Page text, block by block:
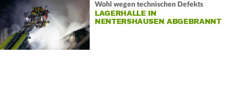
Wohl wegen technischen Defekts
LAGERHALLE IN
NENTERSHAUSEN ABGEBRANNT